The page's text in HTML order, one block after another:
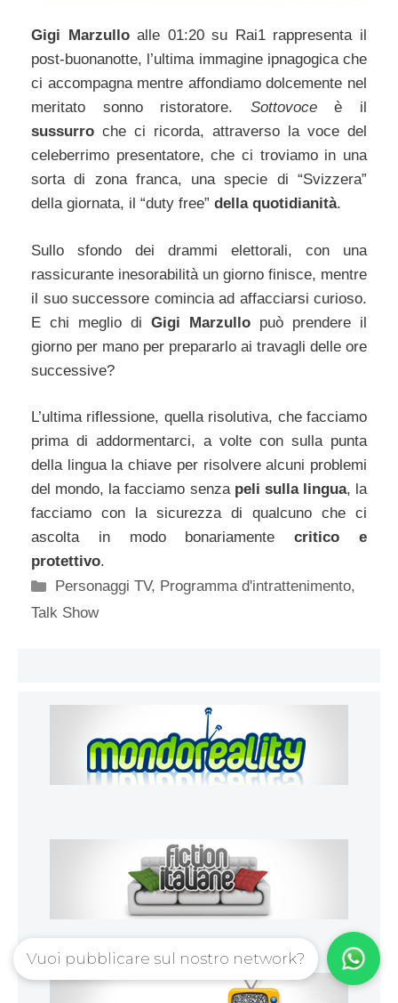
Gigi Marzulloalle 01:20 su Rai1 rappresenta il
post-buonanotte, l’ultima immagine ipnagogica che
ci accompagna mentre affondiamo dolcemente nel
meritato sonno ristoratore. Sottovoceè il
sussurro che ci ricorda, attraverso la voce del
celeberrimo presentatore, che ci troviamo in una
sorta di zona franca, una specie di “Svizzera”
della giornata, il “duty free” della quotidianità.
Sullo sfondo dei drammi elettorali, con una
rassicurante inesorabilità un giorno finisce, mentre
il suo successore comincia ad affacciarsi curioso.
E chi meglio di Gigi Marzullo può prendere il
giorno per mano per prepararlo ai travagli delle ore
successive?
L’ultima riflessione, quella risolutiva, che facciamo
prima di addormentarci, a volte con sulla punta
della lingua la chiave per risolvere alcuni problemi
del mondo, la facciamo senza peli sulla lingua, la
facciamo con la sicurezza di qualcuno che ci
ascolta in modo bonariamentecritico e
protettivo.
Categorie
Personaggi TV, Programma d'intrattenimento,
Talk Show
Vuoi pubblicare sul nostro network?